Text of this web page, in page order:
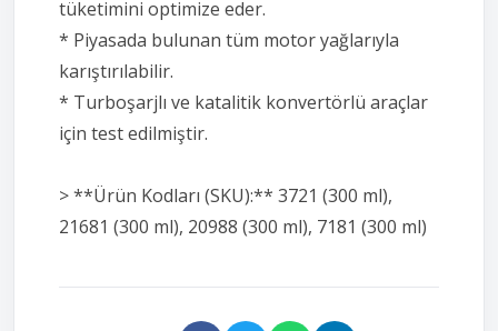
tüketimini optimize eder.
* Piyasada bulunan tüm motor yağlarıyla
karıştırılabilir.
* Turboşarjlı ve katalitik konvertörlü araçlar
için test edilmiştir.
> **Ürün Kodları (SKU):** 3721 (300 ml),
21681 (300 ml), 20988 (300 ml), 7181 (300 ml)